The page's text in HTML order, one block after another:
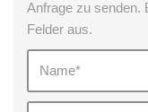
Anfrage zu senden.
Felder aus.